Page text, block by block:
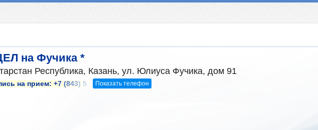
на Фучика *
Республика, Казань, ул. Юлиуса Фучика, дом 91
на прием: +7 (843) 5 Показать телефон